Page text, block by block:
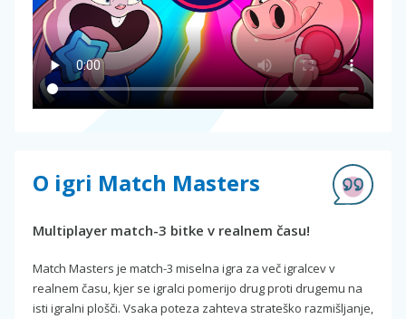
O igri Match Masters
Multiplayer match-3 bitke v realnem času!
Match Masters je match-3 miselna igra za več igralcev v
realnem času, kjer se igralci pomerijo drug proti drugemu na
isti igralni plošči. Vsaka poteza zahteva strateško razmišljanje,